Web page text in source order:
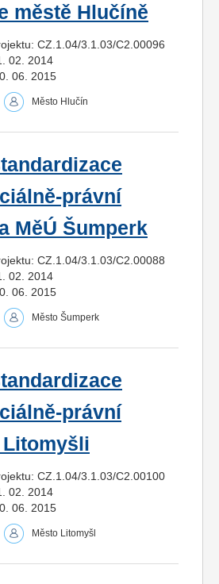
městě Hlučíně
CZ.1.04/3.1.03/C2.00096
02. 2014
06. 2015
Město Hlučín
právní
MěÚ Šumperk
CZ.1.04/3.1.03/C2.00088
02. 2014
06. 2015
Město Šumperk
právní
CZ.1.04/3.1.03/C2.00100
02. 2014
06. 2015
Město Litomyšl